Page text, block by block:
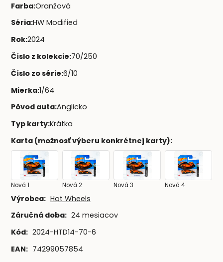
Farba:Oranžová
Séria:HW Modified
Rok:2024
Číslo z kolekcie:70/250
Číslo zo série:6/10
Mierka:1/64
Pôvod auta:Anglicko
Typ karty:Krátka
Karta (možnosť výberu konkrétnej karty):
Nová 1 Nová 2 Nová 3 Nová 4
Výrobca: Hot Wheels
Záručná doba: 24 mesiacov
Kód: 2024-HTD14-70-6
EAN: 74299057854